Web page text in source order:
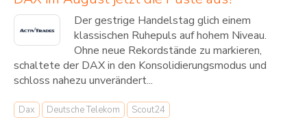
Der gestrige Handelstag glich einem
klassischen Ruhepuls auf hohem Niveau.
Ohne neue Rekordstände zu markieren,
schaltete der DAX in den Konsolidierungsmodus und
schloss nahezu unverändert...
Dax Deutsche Telekom Scout24